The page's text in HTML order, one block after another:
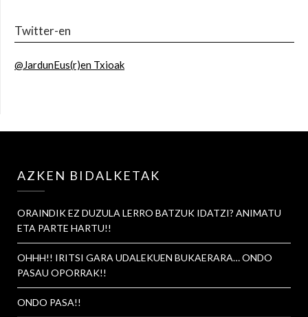
Twitter-en
@JardunEus(r)en Txioak
AZKEN BIDALKETAK
ORAINDIK EZ DUZULA LERRO BATZUK IDATZI? ANIMATU
ETA PARTE HARTU!!
OHHH!! IRITSI GARA UDALEKUEN BUKAERARA… ONDO
PASAU OPORRAK!!
ONDO PASA!!